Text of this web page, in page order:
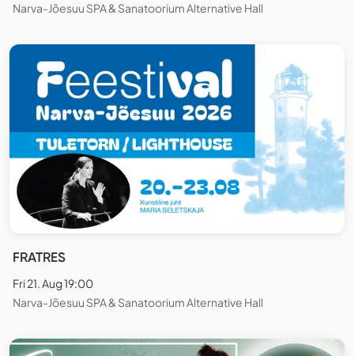
Narva-Jõesuu SPA & Sanatoorium Alternative Hall
FRATRES
Fri 21. Aug 19:00
Narva-Jõesuu SPA & Sanatoorium Alternative Hall